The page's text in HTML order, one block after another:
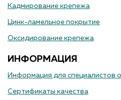
Кадмирование крепежа
Цинк-ламельное покрытие
Оксидирование крепежа
ИНФОРМАЦИЯ
Информация для специалистов
Сертификаты качества